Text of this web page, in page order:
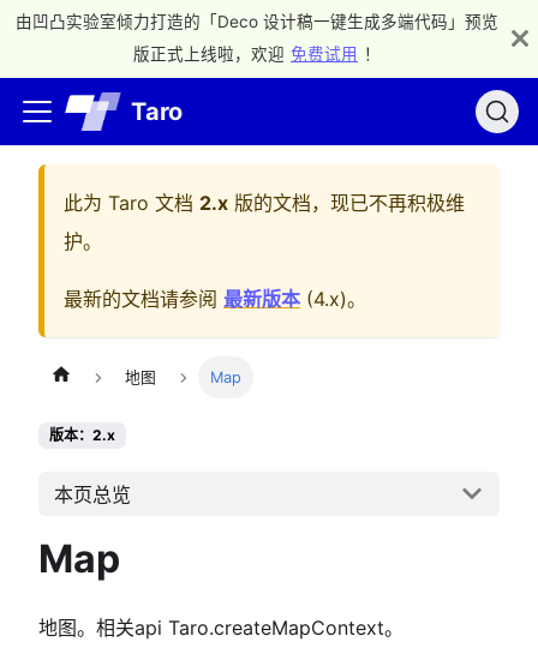
由凹凸实验室倾力打造的「Deco 设计稿一键生成多端代码」预览
版正式上线啦，欢迎 免费试用 ！
Taro
此为 Taro 文档 2.x 版的文档，现已不再积极维
护。
最新的文档请参阅 最新版本 (4.x)。
地图 Map
版本：2.x
本页总览
Map
地图。相关api Taro.createMapContext。